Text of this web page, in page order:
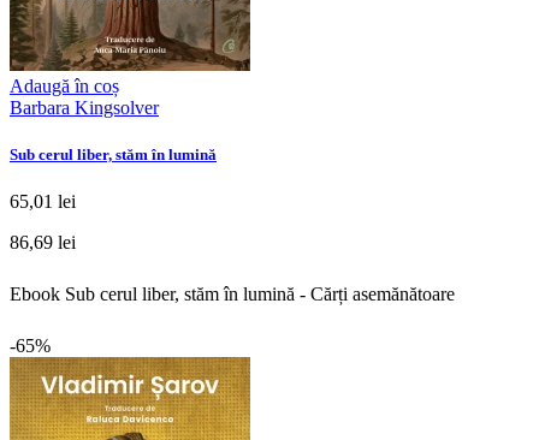
Adaugă în coș
Barbara Kingsolver
Sub cerul liber, stăm în lumină
65,01 lei
86,69 lei
Ebook Sub cerul liber, stăm în lumină - Cărți asemănătoare
-65%